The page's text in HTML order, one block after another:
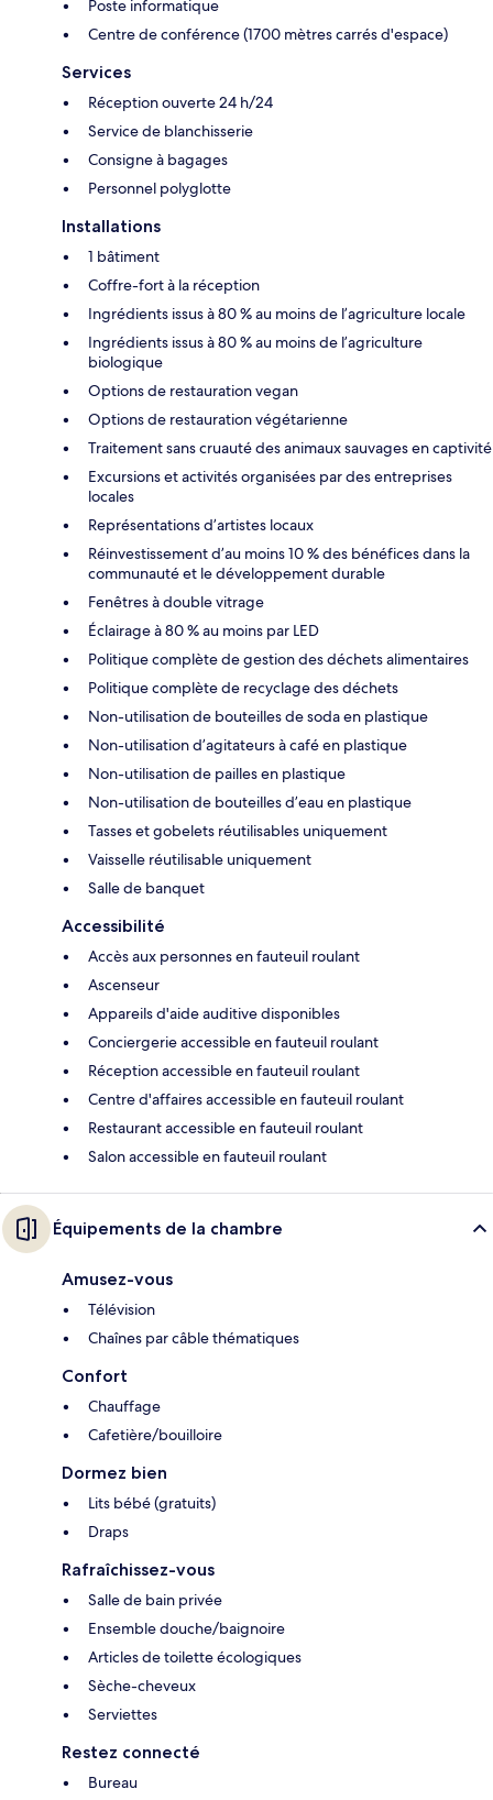
Poste informatique
Centre de conférence (1700 mètres carrés d'espace)
Services
Réception ouverte 24 h/24
Service de blanchisserie
Consigne à bagages
Personnel polyglotte
Installations
1 bâtiment
Coffre-fort à la réception
Ingrédients issus à 80 % au moins de l’agriculture locale
Ingrédients issus à 80 % au moins de l’agriculture
biologique
Options de restauration vegan
Options de restauration végétarienne
Traitement sans cruauté des animaux sauvages en captivité
Excursions et activités organisées par des entreprises
locales
Représentations d’artistes locaux
Réinvestissement d’au moins 10 % des bénéfices dans la
communauté et le développement durable
Fenêtres à double vitrage
Éclairage à 80 % au moins par LED
Politique complète de gestion des déchets alimentaires
Politique complète de recyclage des déchets
Non-utilisation de bouteilles de soda en plastique
Non-utilisation d’agitateurs à café en plastique
Non-utilisation de pailles en plastique
Non-utilisation de bouteilles d’eau en plastique
Tasses et gobelets réutilisables uniquement
Vaisselle réutilisable uniquement
Salle de banquet
Accessibilité
Accès aux personnes en fauteuil roulant
Ascenseur
Appareils d'aide auditive disponibles
Conciergerie accessible en fauteuil roulant
Réception accessible en fauteuil roulant
Centre d'affaires accessible en fauteuil roulant
Restaurant accessible en fauteuil roulant
Salon accessible en fauteuil roulant
Équipements de la chambre
Amusez-vous
Télévision
Chaînes par câble thématiques
Confort
Chauffage
Cafetière/bouilloire
Dormez bien
Lits bébé (gratuits)
Draps
Rafraîchissez-vous
Salle de bain privée
Ensemble douche/baignoire
Articles de toilette écologiques
Sèche-cheveux
Serviettes
Restez connecté
Bureau